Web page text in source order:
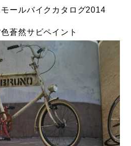
）
プ
モールバイクカタログ2014
蒼然サビペイント